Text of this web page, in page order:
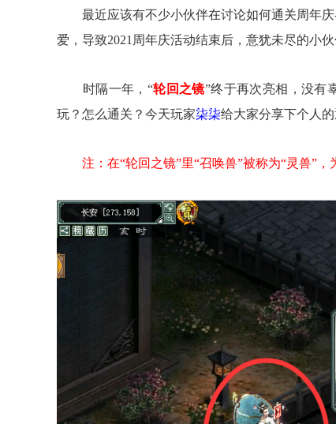
最近应该有不少小伙伴在讨论如何通关周年庆
爱，导致2021周年庆活动结束后，意犹未尽的小
时隔一年，“轮回之镜”终于再次亮相，没有
玩？怎么通关？今天玩家柒柒给大家分享下个人的
注：在“轮回之镜”里“召唤兽”被称为“灵兽”